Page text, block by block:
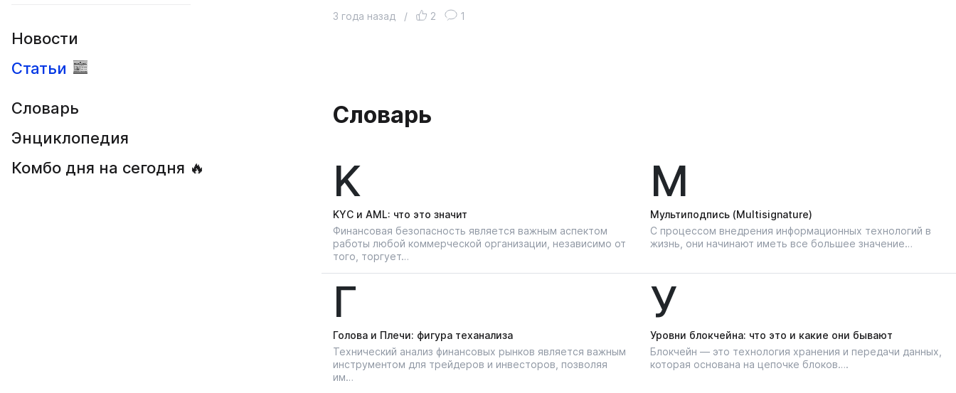
Новости
Статьи
Словарь
Энциклопедия
Комбо дня на сегодня 🔥
3 года назад / 2 1
Словарь
K
KYС и AML: что это значит
Финансовая безопасность является важным аспектом
работы любой коммерческой организации, независимо от
того, торгует…
М
Мультиподпись (Multisignature)
С процессом внедрения информационных технологий в
жизнь, они начинают иметь все большее значение…
Г
Голова и Плечи: фигура теханализа
Технический анализ финансовых рынков является важным
инструментом для трейдеров и инвесторов, позволяя
им…
У
Уровни блокчейна: что это и какие они бывают
Блокчейн — это технология хранения и передачи данных,
которая основана на цепочке блоков….